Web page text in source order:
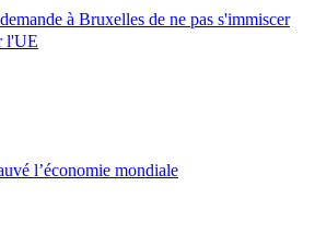
à Bruxelles de ne pas s'immiscer
l'UE
l’économie mondiale